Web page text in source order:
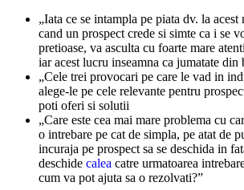
„Iata ce se intampla pe piata dv. la
cand un prospect crede si simte ca i se
pretioase, va asculta cu foarte mare
iar acest lucru inseamna ca jumatate din
„Cele trei provocari pe care le vad in
alege-le pe cele relevante pentru
poti oferi si solutii
„Care este cea mai mare problema cu
o intrebare pe cat de simpla, pe atat de
incuraja pe prospect sa se deschida in
deschide calea catre urmatoarea
cum va pot ajuta sa o rezolvati?”